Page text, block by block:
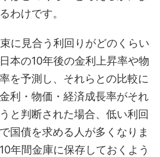
わけです。
に見合う利回りがどのくらい
本の10年後の金利上昇率や物
を予測し、それらとの比較に
利・物価・経済成長率がそれ
と判断された場合、低い利回
国債を求める人が多くなりま
年間金庫に保存しておくよう